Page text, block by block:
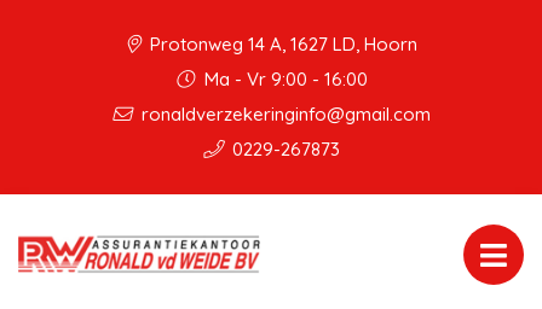
Protonweg 14 A, 1627 LD, Hoorn
Ma - Vr 9:00 - 16:00
ronaldverzekeringinfo@gmail.com
0229-267873